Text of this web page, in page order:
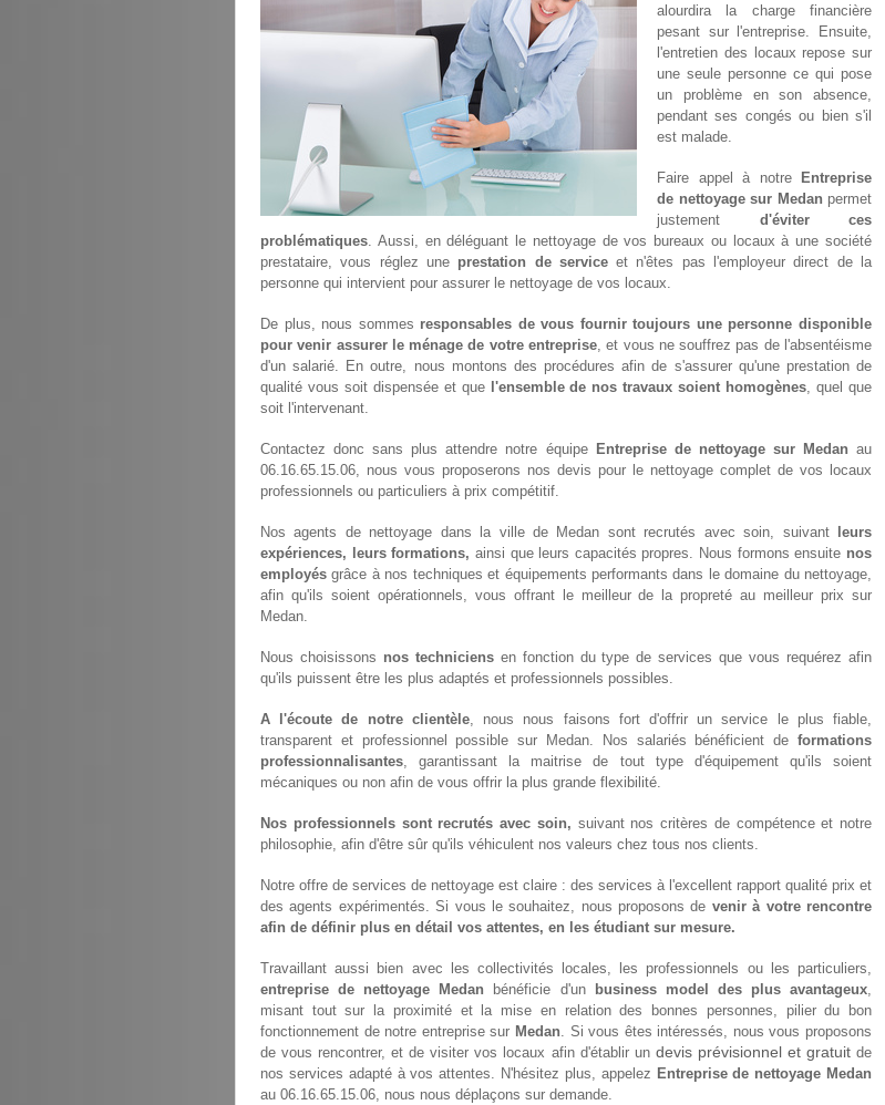
alourdira la charge financière
pesant sur l'entreprise. Ensuite,
l'entretien des locaux repose sur
une seule personne ce qui pose
un problème en son absence,
pendant ses congés ou bien s'il
est malade.
Faire appel à notre
Entreprise
de nettoyage sur Medan permet
justement d'éviter ces
problématiques. Aussi, en déléguant le nettoyage de vos bureaux ou locaux à une société
prestataire, vous réglez une prestation de serviceet n'êtes pas l'employeur direct de la
personne qui intervient pour assurer le nettoyage de vos locaux.
De plus, nous sommes responsables de vous fournir toujours une personne disponible
pour venir assurer le ménage de votre entreprise, et vous ne souffrez pas de l'absentéisme
d'un salarié. En outre, nous montons des procédures afin de s'assurer qu'une prestation de
qualité vous soit dispensée et que l'ensemble de nos travaux soient homogènes, quel que
soit l'intervenant.
Contactez donc sans plus attendre notre équipe Entreprise de nettoyage sur Medan au
06.16.65.15.06, nous vous proposerons nos devis pour le nettoyage complet de vos locaux
professionnels ou particuliers à prix compétitif.
Nos agents de nettoyage dans la ville de Medan sont recrutés avec soin, suivant
leurs
expériences, leurs formations, ainsi que leurs capacités propres. Nous formons ensuite nos
employés grâce à nos techniques et équipements performants dans le domaine du nettoyage,
afin qu'ils soient opérationnels, vous offrant le meilleur de la propreté au meilleur prix sur
Medan.
Nous choisissons nos techniciensen fonction du type de services que vous requérez afin
qu'ils puissent être les plus adaptés et professionnels possibles.
A l'écoute de notre clientèle, nous nous faisons fort d'offrir un service le plus fiable,
transparent et professionnel possible sur Medan. Nos salariés bénéficient de formations
professionnalisantes, garantissant la maitrise de tout type d'équipement qu'ils soient
mécaniques ou non afin de vous offrir la plus grande flexibilité.
Nos professionnels sont recrutés avec soin, suivant nos critères de compétence et notre
philosophie, afin d'être sûr qu'ils véhiculent nos valeurs chez tous nos clients.
Notre offre de services de nettoyage est claire : des services à l'excellent rapport qualité prix et
des agents expérimentés. Si vous le souhaitez, nous proposons de venir à votre rencontre
afin de définir plus en détail vos attentes, en les étudiant sur mesure.
Travaillant aussi bien avec les collectivités locales, les professionnels ou les particuliers,
entreprise de nettoyage Medan bénéficie d'un business model des plus avantageux,
misant tout sur la proximité et la mise en relation des bonnes personnes, pilier du bon
fonctionnement de notre entreprise sur Medan. Si vous êtes intéressés, nous vous proposons
de vous rencontrer, et de visiter vos locaux afin d'établir un devis prévisionnel et gratuitde
nos services adapté à vos attentes. N'hésitez plus, appelez Entreprise de nettoyage Medan
au 06.16.65.15.06, nous nous déplaçons sur demande.